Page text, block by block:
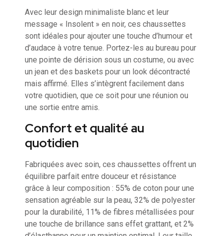
Avec leur design minimaliste blanc et leur
message « Insolent » en noir, ces chaussettes
sont idéales pour ajouter une touche d’humour et
d’audace à votre tenue. Portez-les au bureau pour
une pointe de dérision sous un costume, ou avec
un jean et des baskets pour un look décontracté
mais affirmé. Elles s’intègrent facilement dans
votre quotidien, que ce soit pour une réunion ou
une sortie entre amis.
Confort et qualité au
quotidien
Fabriquées avec soin, ces chaussettes offrent un
équilibre parfait entre douceur et résistance
grâce à leur composition : 55% de coton pour une
sensation agréable sur la peau, 32% de polyester
pour la durabilité, 11% de fibres métallisées pour
une touche de brillance sans effet grattant, et 2%